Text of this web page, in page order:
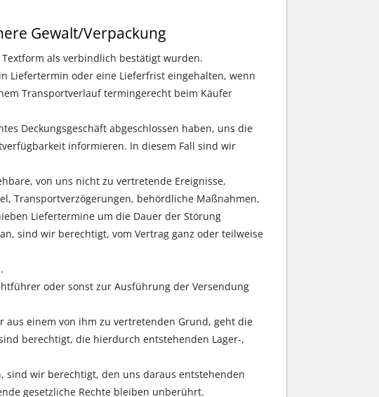
Gewalt/Verpackung
als verbindlich bestätigt wurden.
Liefertermin oder eine Lieferfrist eingehalten, wenn
Transportverlauf termingerecht beim Käufer
Deckungsgeschäft abgeschlossen haben, uns die
informieren. In diesem Fall sind wir
von uns nicht zu vertretende Ereignisse,
Transportverzögerungen, behördliche Maßnahmen,
Liefertermine um die Dauer der Störung
sind wir berechtigt, vom Vertrag ganz oder teilweise
oder sonst zur Ausführung der Versendung
aus einem von ihm zu vertretenden Grund, geht die
berechtigt, die hierdurch entstehenden Lager-,
wir berechtigt, den uns daraus entstehenden
gesetzliche Rechte bleiben unberührt.